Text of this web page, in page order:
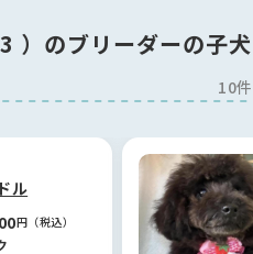
にご提案をいただき、本当に
から良かったと思っていま
が、こちらのBreederFamilies
頼できるサイトだと感じまし
）のブリーダーの子犬
10件
ル
円（税込）